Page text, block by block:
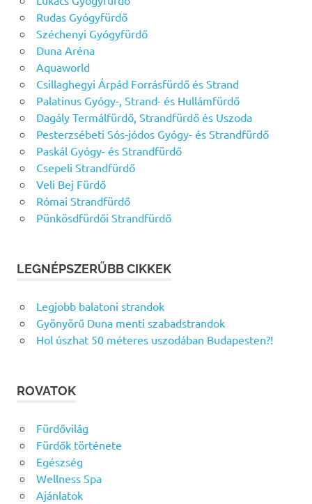
Rudas Gyógyfürdő
Széchenyi Gyógyfürdő
Duna Aréna
Aquaworld
Csillaghegyi Árpád Forrásfürdő és Strand
Palatinus Gyógy-, Strand- és Hullámfürdő
Dagály Termálfürdő, Strandfürdő és Uszoda
Pesterzsébeti Sós-jódos Gyógy- és Strandfürdő
Paskál Gyógy- és Strandfürdő
Csepeli Strandfürdő
Veli Bej Fürdő
Római Strandfürdő
Pünkösdfürdői Strandfürdő
LEGNÉPSZERŰBB CIKKEK
Legjobb balatoni strandok
Gyönyörű Duna menti szabadstrandok
Hol úszhat 50 méteres uszodában Budapesten?!
ROVATOK
Fürdővilág
Fürdők története
Egészség
Wellness Spa
Ajánlatok